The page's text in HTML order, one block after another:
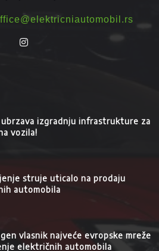
izgradnju infrastrukture za
vozila!
struje uticalo na prodaju
automobila
vlasnik najveće evropske mreže
električnih automobila